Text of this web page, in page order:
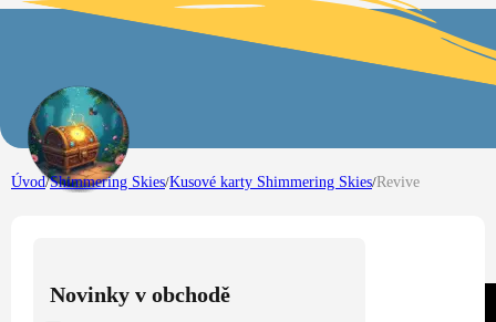
Úvod/Shimmering Skies/Kusové karty Shimmering Skies/Revive
Novinky v obchodě